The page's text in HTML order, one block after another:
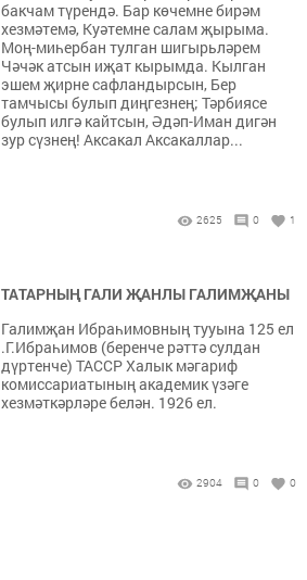
бакчам түрендә. Бар көчемне бирәм
хезмәтемә, Куәтемне салам җырыма.
Моң-миһербан тулган шигырьләрем
Чәчәк атсын иҗат кырымда. Кылган
эшем җирне сафландырсын, Бер
тамчысы булып диңгезнең; Тәрбиясе
булып илгә кайтсын, Әдәп-Иман дигән
зур сүзнең! Аксакал Аксакаллар...
2625 0 1
ТАТАРНЫҢ ГАЛИ ҖАНЛЫ ГАЛИМҖАНЫ
Галимҗан Ибраһимовның тууына 125 ел
.Г.Ибраһимов (беренче рәттә сулдан
дүртенче) ТАССР Халык мәгариф
комиссариатының академик үзәге
хезмәткәрләре белән. 1926 ел.
2904 0 0